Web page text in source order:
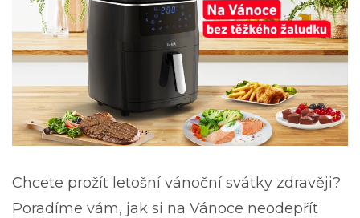
Chcete prožít letošní vánoční svátky zdravěji?
Poradíme vám, jak si na Vánoce neodepřít